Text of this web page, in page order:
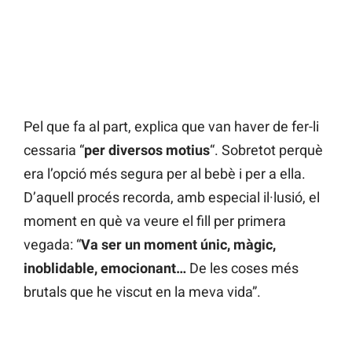
Pel que fa al part, explica que van haver de fer-li
cessaria “per diversos motius“. Sobretot perquè
era l’opció més segura per al bebè i per a ella.
D’aquell procés recorda, amb especial il·lusió, el
moment en què va veure el fill per primera
vegada: “Va ser un moment únic, màgic,
inoblidable, emocionant… De les coses més
brutals que he viscut en la meva vida”.